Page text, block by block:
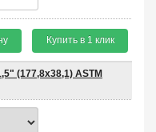
Купить в 1 клик
(177,8х38,1) ASTM